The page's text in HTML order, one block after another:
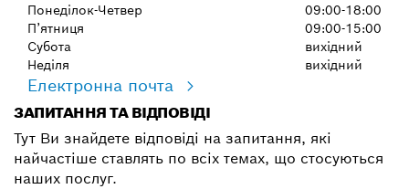
Понеділок-Четвер
П’ятниця
Субота
Неділя
09:00-18:00
09:00-15:00
вихідний
вихідний
Електронна почта
ЗАПИТАННЯ ТА ВІДПОВІДІ
Тут Ви знайдете відповіді на запитання, які
найчастіше ставлять по всіх темах, що стосуються
наших послуг.